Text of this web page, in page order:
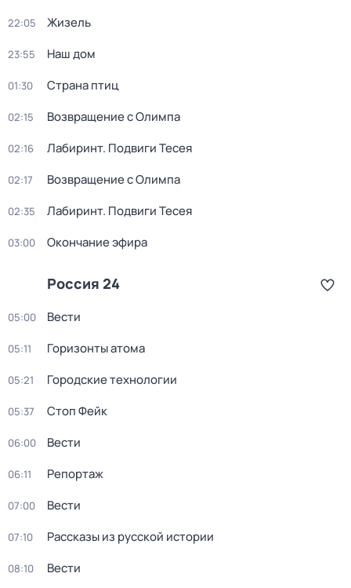
22:05 Жизель
23:55 Наш дом
01:30 Страна птиц
02:15 Возвращение с Олимпа
02:16 Лабиринт. Подвиги Тесея
02:17 Возвращение с Олимпа
02:35 Лабиринт. Подвиги Тесея
03:00 Окончание эфира
Россия 24
05:00 Вести
05:11 Горизонты атома
05:21 Городские технологии
05:37 Стоп Фейк
06:00 Вести
06:11 Репортаж
07:00 Вести
07:10 Рассказы из русской истории
08:10 Вести